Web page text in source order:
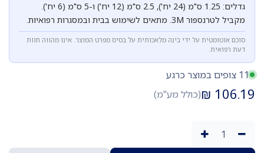
גדלים: 1.25 ס"מ (24 יח'), 2.5 ס"מ (12 יח') ו-5 ס"מ (6 יח').
מקביל לטרנספור 3M. מתאים לשימוש בבית ובמסגרות רפואיות.
סוכם אוטומטית על ידי בינה מלאכותית על בסיס מפרט המוצר. אינו מהווה חוות
דעת רפואית.
11 צופים במוצר כרגע
106.19
₪(כולל מע"מ)